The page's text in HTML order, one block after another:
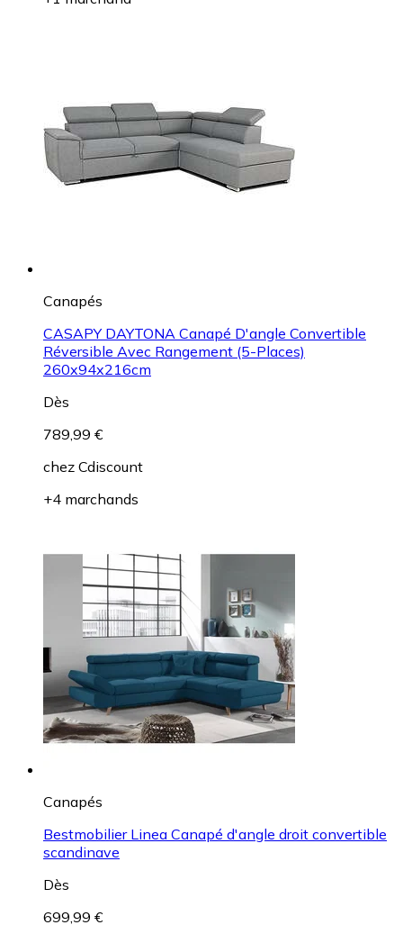
Canapés
CASAPY DAYTONA Canapé D'angle Convertible
Réversible Avec Rangement (5-Places)
260x94x216cm
Dès
789,99 €
chez Cdiscount
+4 marchands
Canapés
Bestmobilier Linea Canapé d'angle droit convertible
scandinave
Dès
699,99 €